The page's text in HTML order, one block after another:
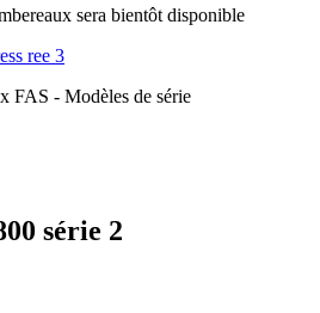
sera bientôt disponible
FAS - Modèles de série
série 2